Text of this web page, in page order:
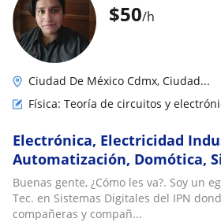
$50/h
Ciudad De México Cdmx, Ciudad...
Física: Teoría de circuitos y
Electrónica, Electricidad
Automatización, Domótica,
Control e Instrumentación
Buenas gente, ¿Cómo les va?. Soy un
Tec. en Sistemas Digitales del IPN
compañeras y compañ...